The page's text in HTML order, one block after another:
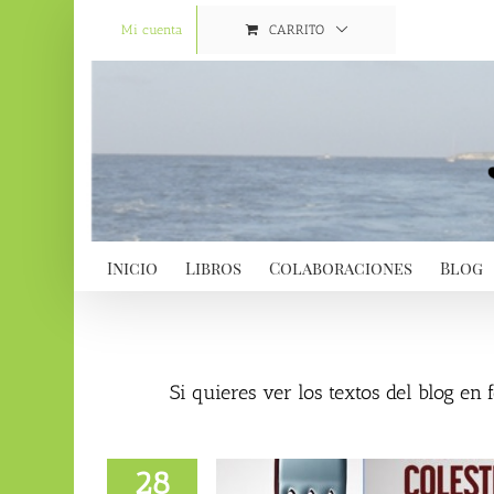
Mi cuenta CARRITO
Inicio Libros Colaboraciones Blog
Si quieres ver los textos del blog en
28